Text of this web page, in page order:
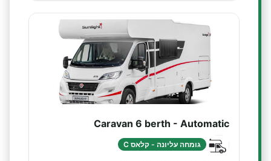
Caravan 6 berth - Automatic
גומחה עליונה - קלאס C